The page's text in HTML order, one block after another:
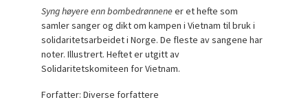
Syng høyere enn bombedrønneneer et hefte som
samler sanger og dikt om kampen i Vietnam til bruk i
solidaritetsarbeidet i Norge. De fleste av sangene har
noter. Illustrert. Heftet er utgitt av
Solidaritetskomiteen for Vietnam.
Forfatter: Diverse forfattere